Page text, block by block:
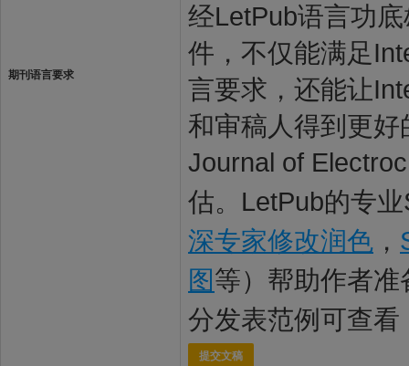
期刊语言要求
经LetPub语言功
件，不仅能满足
言要求，还能让
和审稿人得到更
Journal of
估。LetPub的专
深专家修改润色 ，
图等）帮助作者
分发表范例可查看
提交文稿